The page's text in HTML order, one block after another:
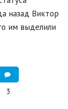
назад Виктор
им выделили
3